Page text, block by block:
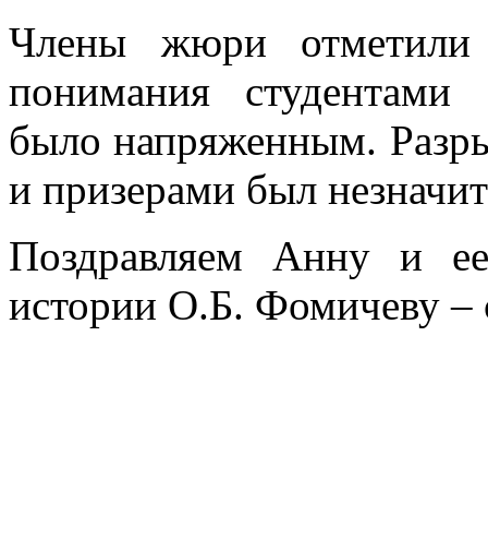
Члены жюри
понимания
было напряженным.
и призерами был
Поздравляем Анну и ее
истории О.Б. Фомичеву –